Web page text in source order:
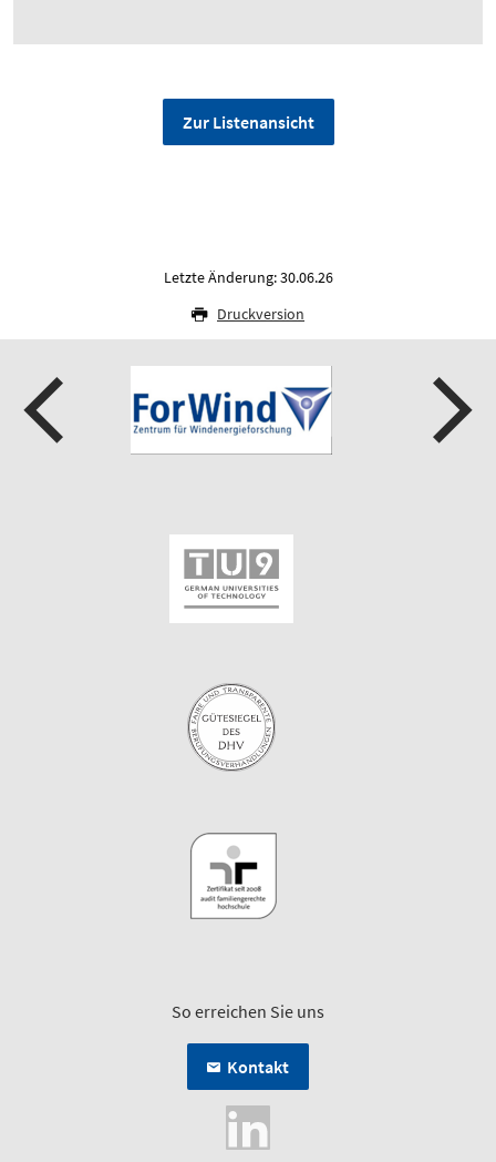
Zur Listenansicht
Letzte Änderung: 30.06.26
Druckversion
So erreichen Sie uns
Kontakt